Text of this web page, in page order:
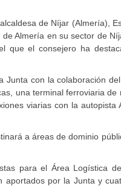
de Níjar (Almería),
Almería en su sector de
que el consejero ha
con la colaboración del
una terminal ferroviaria de
viarias con la autopista
a áreas de dominio
para el Área Logística
aportados por la Junta y